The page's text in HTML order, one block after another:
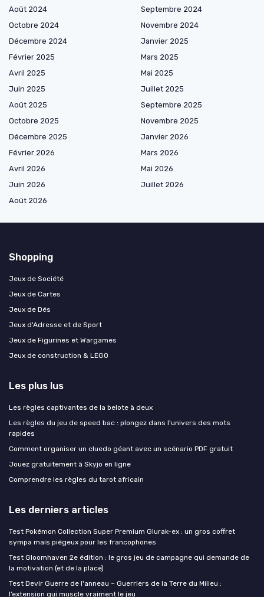
Août 2024
Septembre 2024
Octobre 2024
Novembre 2024
Décembre 2024
Janvier 2025
Février 2025
Mars 2025
Avril 2025
Mai 2025
Juin 2025
Juillet 2025
Août 2025
Septembre 2025
Octobre 2025
Novembre 2025
Décembre 2025
Janvier 2026
Février 2026
Mars 2026
Avril 2026
Mai 2026
Juin 2026
Juillet 2026
Août 2026
Shopping
Jeux de Société
Jeux de Cartes
Jeux de Dés
Jeux d'Adresse et de Sport
Jeux de Figurines et Wargames
Jeux de construction & LEGO
Les plus lus
Les règles captivantes de la belote à deux
Les règles du jeu de speed bac : plongez dans l'univers des mots
rapides
Comment organiser un cluedo géant avec un scénario PDF gratuit
Jouez gratuitement à Skyjo en ligne
Comprendre les règles du tarot africain
Les derniers articles
Test Pokémon Collection Super Premium Glurak-ex : un gros coffret
sympa mais piégeux pour les francophones
Test Gloomhaven 2e édition : le gros jeu de campagne qui demande de
la motivation (et de la place)
Test Devir Guerre de l'anneau – Guerriers de la Terre du Milieu :
l’extension qui muscle vraiment le jeu